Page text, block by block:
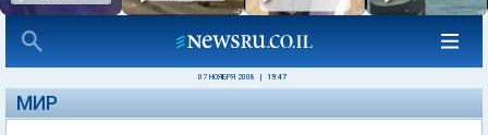
07 НОЯБРЯ 2008 19:47
МИР